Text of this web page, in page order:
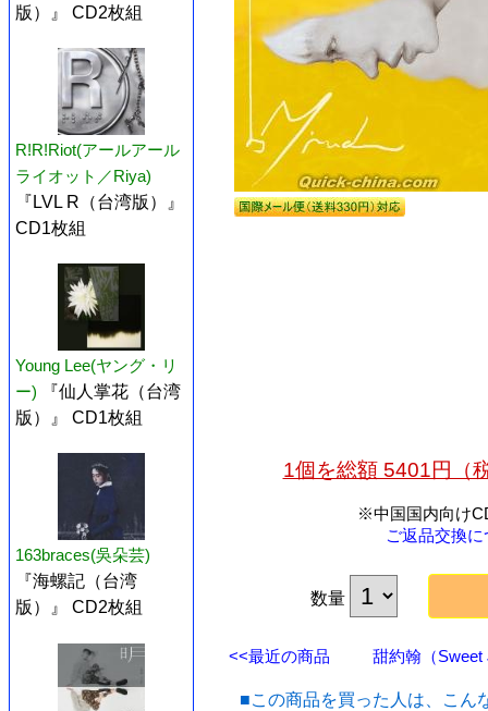
版）』 CD2枚組
R!R!Riot(アールアール
ライオット／Riya)
『LVL R（台湾版）』
CD1枚組
Young Lee(ヤング・リ
ー)
『仙人掌花（台湾
版）』 CD1枚組
163braces(吳朵芸)
『海螺記（台湾
版）』 CD2枚組
1個を総額 5401円（
※中国国内向け
ご返品交換
数量
<<最近の商品 甜約翰（
■この商品を買った人は、こん